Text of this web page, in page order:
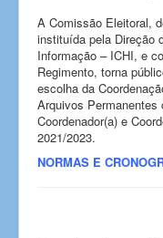
A Comissão Eleitoral,
instituída pela Direção
Informação – ICHI, e
Regimento, torna
escolha da
Arquivos
Coordenador(a) e
2021/2023.
NORMAS E